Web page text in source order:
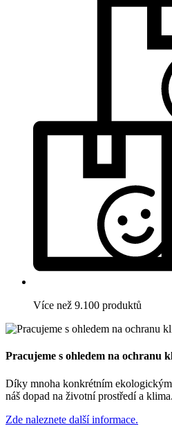
Více než 9.100 produktů
Pracujeme s ohledem na ochranu
Díky mnoha konkrétním
náš dopad na životní prostředí a klima.
Zde naleznete další informace.